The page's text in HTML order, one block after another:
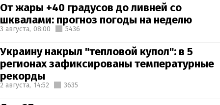
От жары +40 градусов до ливней со
шквалами: прогноз погоды на неделю
3 августа, 08:00 5436
Украину накрыл "тепловой купол": в 5
регионах зафиксированы температурные
рекорды
2 августа, 14:52 3635